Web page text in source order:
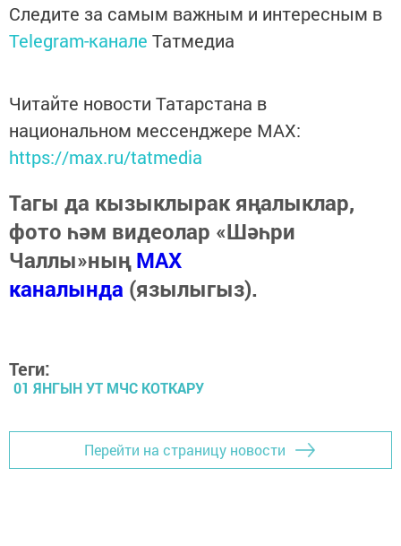
Следите за самым важным и интересным в
Telegram-канале Татмедиа
Читайте новости Татарстана в
национальном мессенджере MАХ:
https://max.ru/tatmedia
Тагы да кызыклырак яңалыклар,
фото һәм видеолар «Шәһри
Чаллы»ныңMAX
каналында (язылыгыз).
Теги:
01 ЯНГЫН УТ МЧС КОТКАРУ
Перейти на страницу новости